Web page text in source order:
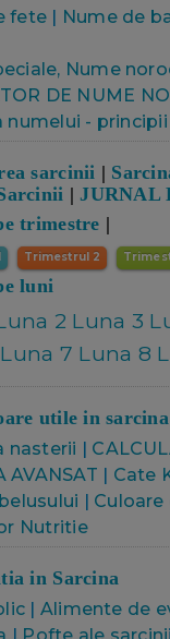
fete | Nume de
Nume
DE NUME
numelui -
sarcinii |
|JURNAL
trimestre |
Trimestrul 2
luni
2 Luna 3
Luna 7 Luna 8
utile in sarcina
nasterii |
AVANSAT | Cate
|
Nutritie
in Sarcina
| Alimente de